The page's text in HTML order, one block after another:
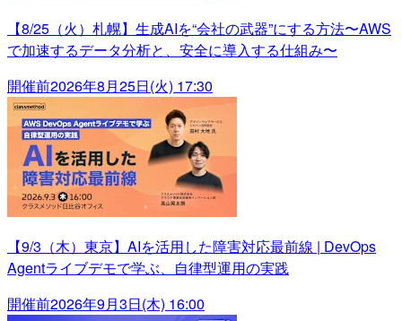
【8/25（火）札幌】生成AIを“会社の武器”にする方法〜AWS
で加速するデータ分析と、安全に導入する仕組み〜
開催前2026年8月25日(火) 17:30
【9/3（木）東京】AIを活用した障害対応最前線 | DevOps
Agentライブデモで学ぶ、自律型運用の実践
開催前2026年9月3日(木) 16:00